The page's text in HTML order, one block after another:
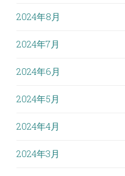
2024年8月
2024年7月
2024年6月
2024年5月
2024年4月
2024年3月